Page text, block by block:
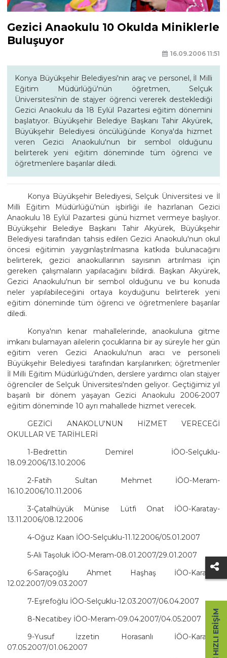
Gezici Anaokulu 10 Okulda Miniklerle
Buluşuyor
16.09.2006 11:51
Konya Büyükşehir Belediyesi'nin araç ve personel, İl Milli
Eğitim Müdürlüğü'nün öğretmen, Selçuk
Üniversitesi'nin de stajyer öğrenci vererek desteklediği
Gezici Anaokulu da 18 Eylül Pazartesi eğitim dönemini
başlatıyor. Büyükşehir Belediye Başkanı Tahir Akyürek,
Büyükşehir Belediyesi öncülüğünde Konya'da hizmet
veren Gezici Anaokulu'nun bir sembol olduğunu
belirterek yeni eğitim döneminde tüm öğrenci ve
öğretmenlere başarılar diledi.
Konya Büyükşehir Belediyesi, Selçuk Üniversitesi ve İl
Milli Eğitim Müdürlüğü'nün işbirliği ile hazırlanan Gezici
Anaokulu 18 Eylül Pazartesi günü hizmet vermeye başlıyor.
Büyükşehir Belediye Başkanı Tahir Akyürek, Büyükşehir
Belediyesi tarafından tahsis edilen Gezici Anaokulu'nun okul
öncesi eğitimin yaygınlaştırılmasına katkıda bulunacağını
belirterek, gezici anaokullarının sayısının artırılması için
gereken çalışmaların yapılacağını bildirdi. Başkan Akyürek,
Gezici Anaokulu'nun bir sembol olduğunu ve bu konuda
neler yapılabileceğini ortaya koyduğunu belirterek yeni
eğitim döneminde tüm öğrenci ve öğretmenlere başarılar
diledi.
Konya'nın kenar mahallelerinde, anaokuluna gitme
imkanı bulamayan ailelerin çocuklarına bir ay süreyle her gün
eğitim veren Gezici Anaokulu'nun aracı ve personeli
Büyükşehir Belediyesi tarafından karşılanırken; öğretmenler
İl Milli Eğitim Müdürlüğü'nden, derslere yardımcı olan stajyer
öğrenciler de Selçuk Üniversitesi'nden geliyor. Geçtiğimiz yıl
başarılı bir dönem yaşayan Gezici Anaokulu 2006-2007
eğitim döneminde 10 ayrı mahallede hizmet verecek.
GEZİCİ ANAKOLU'NUN HİZMET VERECEĞİ
OKULLAR VE TARİHLERİ
1-Bedrettin Demirel İÖO-Selçuklu-
18.09.2006/13.10.2006
2-Fatih Sultan Mehmet İÖO-Meram-
16.10.2006/10.11.2006
3-Çatalhüyük Münise Lütfi Onat İÖO-Karatay-
13.11.2006/08.12.2006
4-Oğuz Kaan İÖO-Selçuklu-11.12.2006/05.01.2007
5-Ali Taşoluk İÖO-Meram-08.01.2007/29.01.2007
6-Saraçoğlu Ahmet Haşhaş İÖO-Karatay-
12.02.2007/09.03.2007
7-Eşrefoğlu İÖO-Selçuklu-12.03.2007/06.04.2007
8-Necatibey İÖO-Meram-09.04.2007/04.05.2007
9-Yusuf İzzetin Horasanlı İÖO-Karatay-
07.05.2007/01.06.2007
HIZLI ERIŞIM